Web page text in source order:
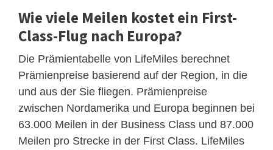
Wie viele Meilen kostet ein First-
Class-Flug nach Europa?
Die Prämientabelle von LifeMiles berechnet
Prämienpreise basierend auf der Region, in die
und aus der Sie fliegen. Prämienpreise
zwischen Nordamerika und Europa beginnen bei
63.000 Meilen in der Business Class und 87.000
Meilen pro Strecke in der First Class. LifeMiles